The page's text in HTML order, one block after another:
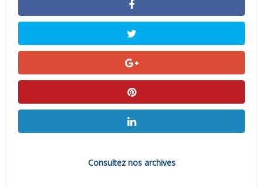
Consultez nos archives